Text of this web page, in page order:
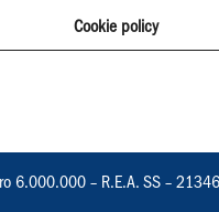
Cookie policy
6.000.000 – R.E.A. SS –